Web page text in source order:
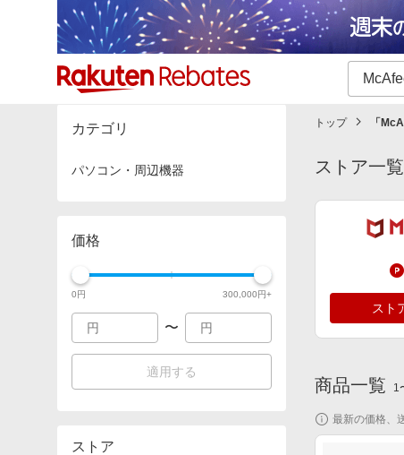
カテゴリー一覧 イベント一覧
カテゴリ
パソコン・周辺機器
価格
0円 300,000円+
〜
適用する
ストア
トップ 「
ストア一覧
スト
商品一覧 1
最新の価格、